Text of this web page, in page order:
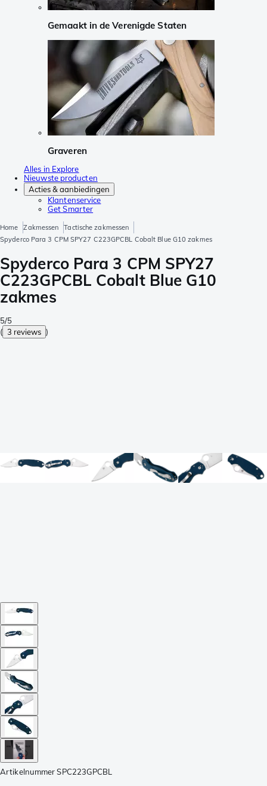
Gemaakt in de Verenigde Staten
Graveren
Alles in Explore
Nieuwste producten
Acties & aanbiedingen
Klantenservice
Get Smarter
Home Zakmessen
Tactische zakmessen
Spyderco Para 3 CPM SPY27 C223GPCBL Cobalt Blue G10 zakmes
Spyderco Para 3 CPM SPY27
C223GPCBL Cobalt Blue G10
zakmes
5/5
( 3 reviews )
Artikelnummer SPC223GPCBL